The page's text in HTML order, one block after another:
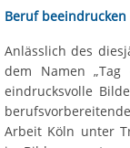
Beruf
Anlässlich des
dem Namen
eindrucksvolle
Arbeit Köln unter